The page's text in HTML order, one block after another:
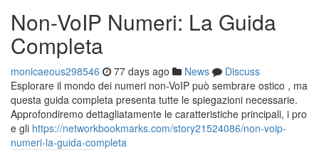
Non-VoIP Numeri: La Guida
Completa
monicaeous298546 77 days ago News
Discuss
Esplorare il mondo dei numeri non-VoIP può sembrare ostico , ma
questa guida completa presenta tutte le spiegazioni necessarie.
Approfondiremo dettagliatamente le caratteristiche principali, i pro
e gli https://networkbookmarks.com/story21524086/non-voip-
numeri-la-guida-completa